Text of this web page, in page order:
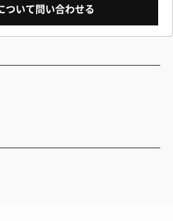
ついて問い合わせる